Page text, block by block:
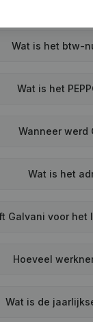
Wat is het btw-
Wat is het
Wanneer werd
Wat is het
Galvani voor
Hoeveel
Wat is de